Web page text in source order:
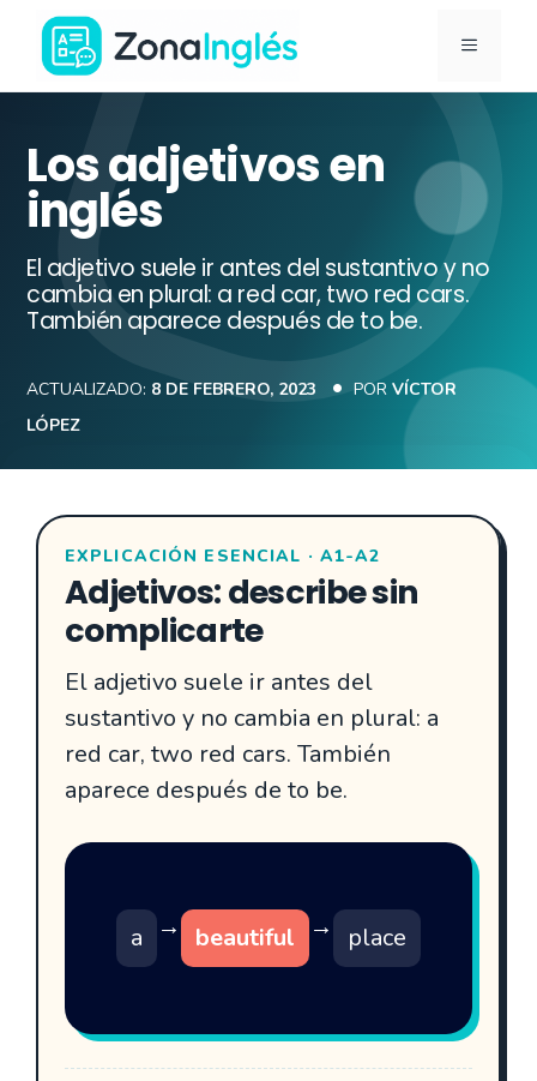
Saltar
contenido
Ir
la
portada
ZonaInglés
MENÚ
Los adjetivos en
inglés
El adjetivo suele ir antes del sustantivo y no
cambia en plural: a red car, two red cars.
También aparece después de to be.
ACTUALIZADO: 8 DE FEBRERO, 2023 POR VÍCTOR
LÓPEZ
EXPLICACIÓN ESENCIAL · A1-A2
Adjetivos: describe sin
complicarte
El adjetivo suele ir antes del
sustantivo y no cambia en plural: a
red car, two red cars. También
aparece después de to be.
a → beautiful → place